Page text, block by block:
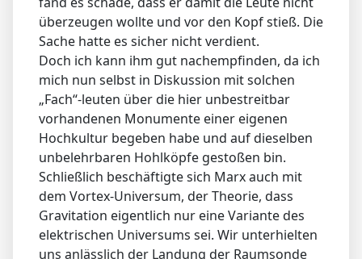
überzeugen wollte und vor den Kopf stieß. Die
Sache hatte es sicher nicht verdient.
Doch ich kann ihm gut nachempfinden, da ich
mich nun selbst in Diskussion mit solchen
„Fach“-leuten über die hier unbestreitbar
vorhandenen Monumente einer eigenen
Hochkultur begeben habe und auf dieselben
unbelehrbaren Hohlköpfe gestoßen bin.
Schließlich beschäftigte sich Marx auch mit
dem Vortex-Universum, der Theorie, dass
Gravitation eigentlich nur eine Variante des
elektrischen Universums sei. Wir unterhielten
uns anlässlich der Landung der Raumsonde